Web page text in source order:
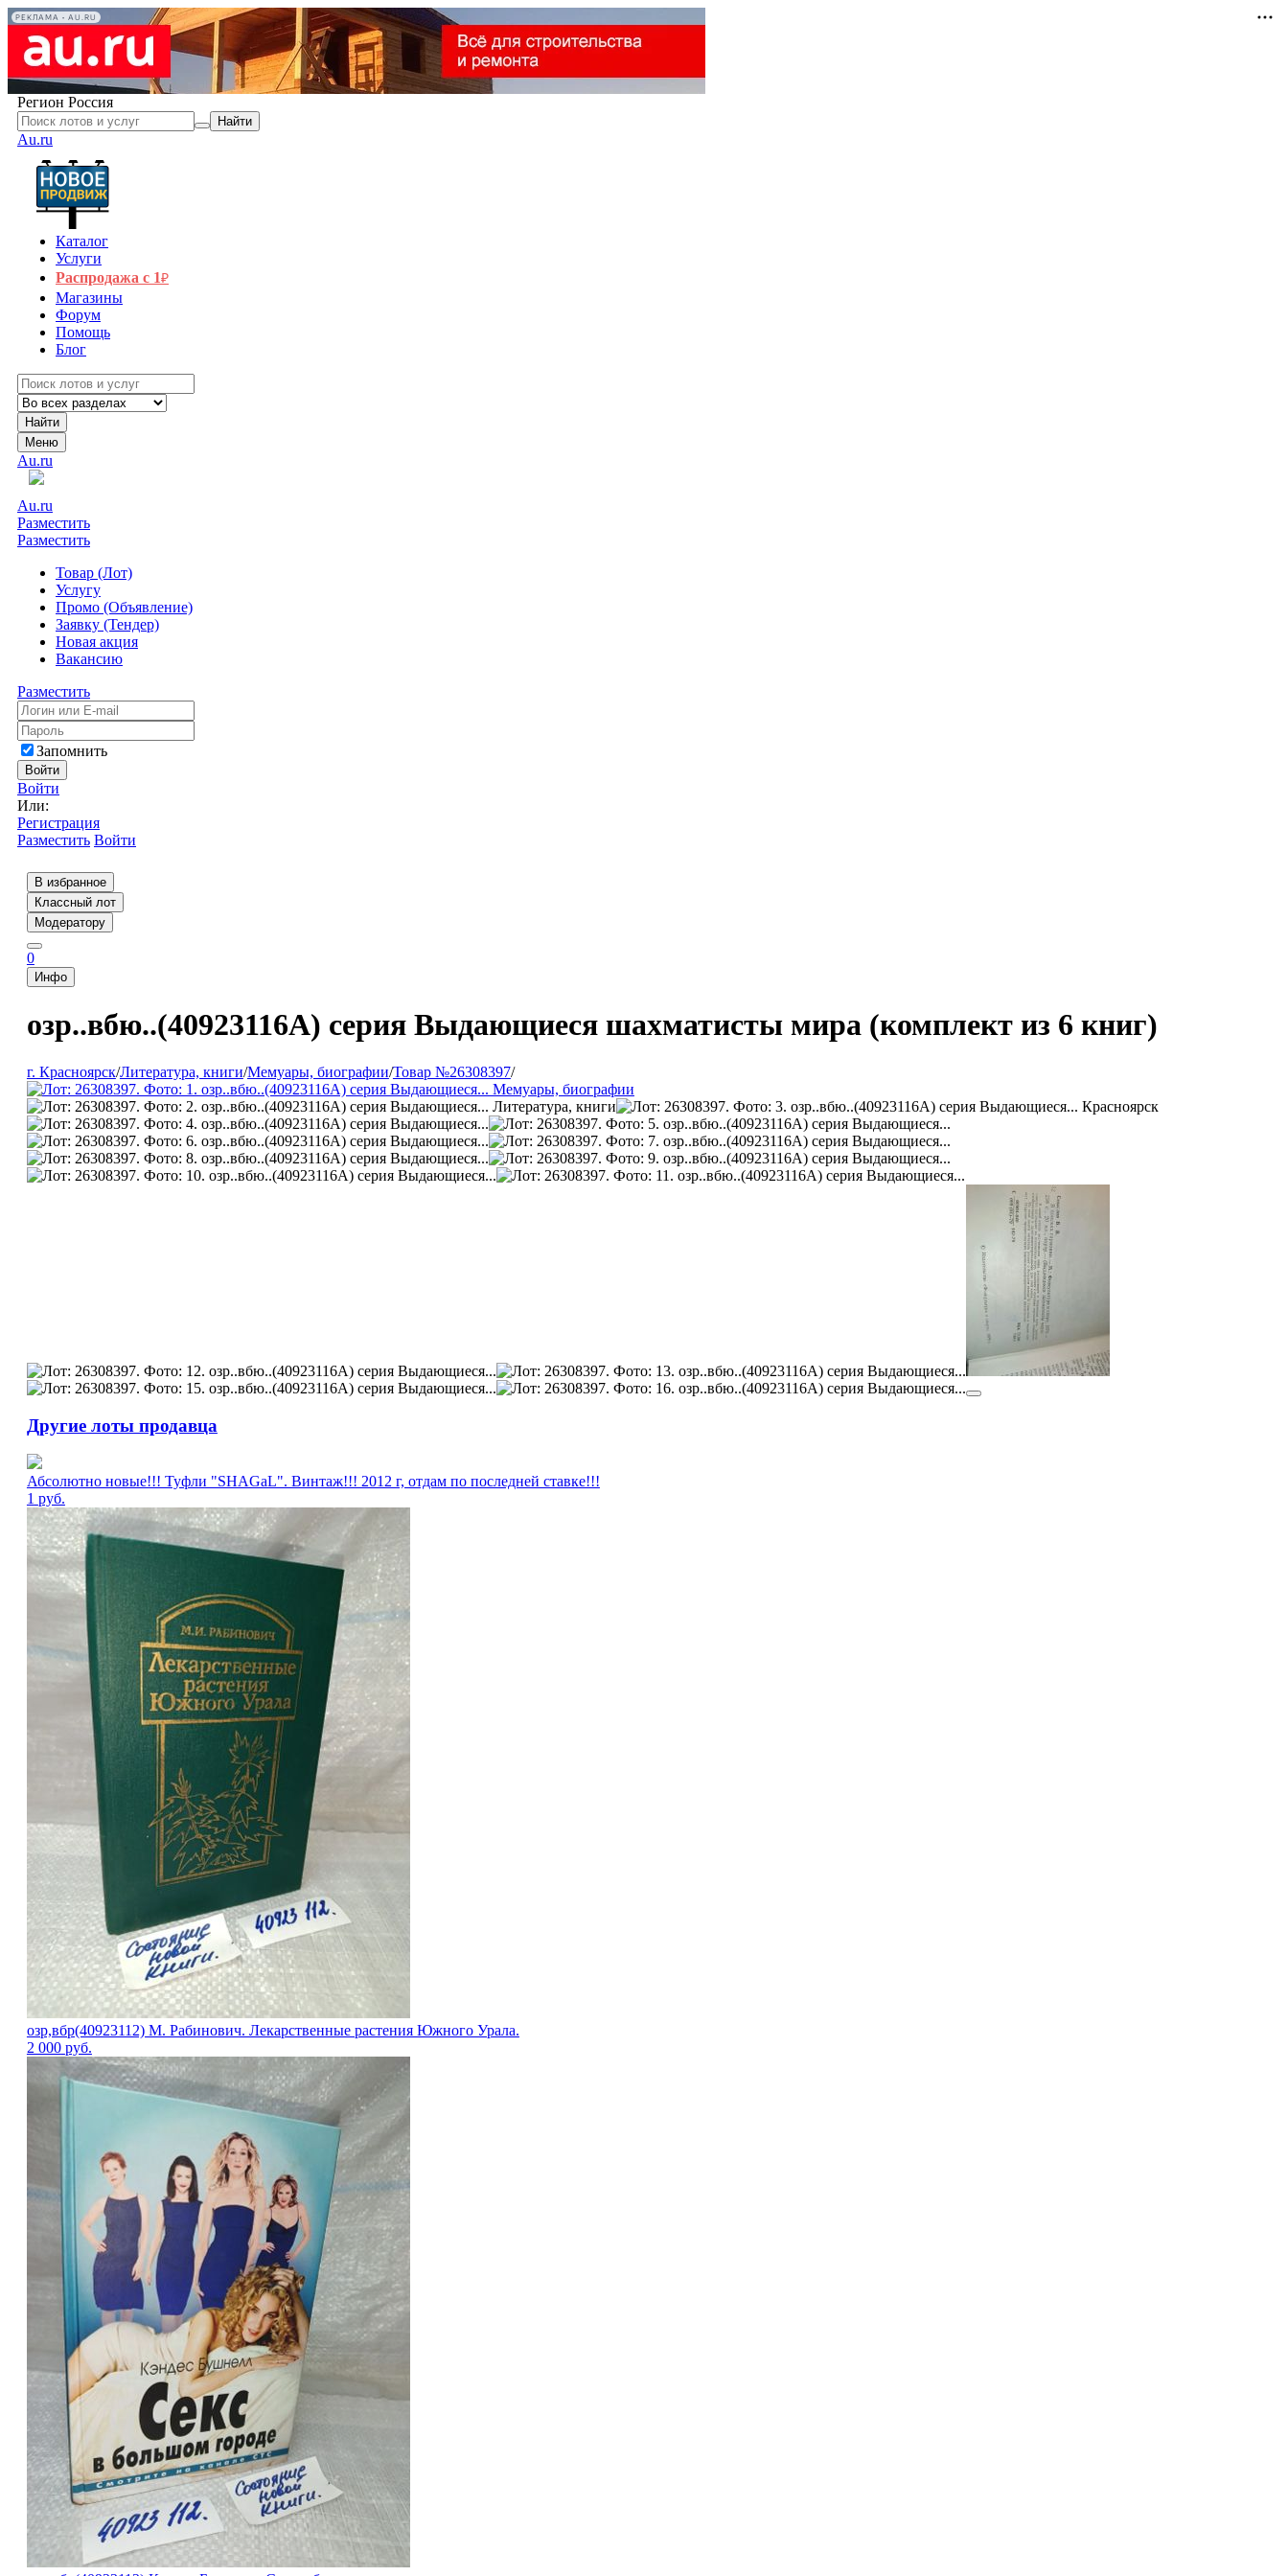
РЕКЛАМА • AU.RU
Регион Россия
Найти
Au.ru
Каталог
Услуги
Распродажа с 1₽
Магазины
Форум
Помощь
Блог
Найти
Меню
Au.ru
Au.ru
Разместить
Разместить
Товар (Лот)
Услугу
Промо (Объявление)
Заявку (Тендер)
Новая акция
Вакансию
Разместить
Запомнить
Войти
Войти
Или:
Регистрация
Разместить Войти
В избранное
Классный лот
Модератору
0
Инфо
озр..вбю..(40923116А) серия Выдающиеся шахматисты мира (комплект из 6 книг)
г. Красноярск/Литература, книги/Мемуары, биографии/Товар №26308397/
Другие лоты продавца
Абсолютно новые!!! Туфли "SHAGаL". Винтаж!!! 2012 г, отдам по последней ставке!!!
1 руб.
озр,вбр(40923112) М. Рабинович. Лекарственные растения Южного Урала.
2 000 руб.